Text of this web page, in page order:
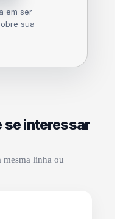
em ser
sua
se interessar
mesma linha ou